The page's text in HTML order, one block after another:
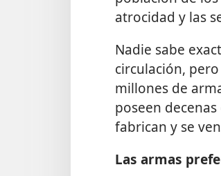
atrocidad y las
Nadie sabe
circulación,
millones de
poseen
fabrican y se
Las armas